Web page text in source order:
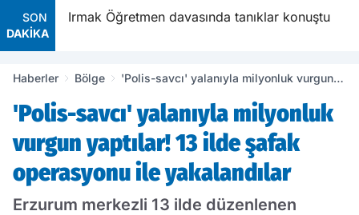
SON
DAKİKA
Irmak Öğretmen davasında tanıklar konuştu
Haberler Bölge
'Polis-savcı' yalanıyla milyonluk vurgun
yakalandılar
'Polis-savcı' yalanıyla milyonluk
vurgun yaptılar! 13 ilde şafak
operasyonu ile yakalandılar
Erzurum merkezli 13 ilde düzenlenen